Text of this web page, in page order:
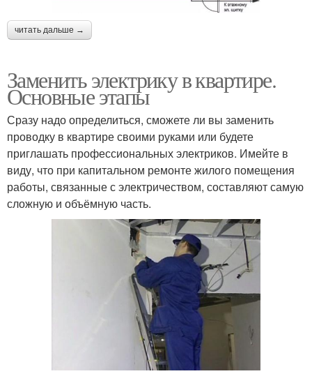
читать дальше →
Заменить электрику в квартире.
Основные этапы
Сразу надо определиться, сможете ли вы заменить
проводку в квартире своими руками или будете
приглашать профессиональных электриков. Имейте в
виду, что при капитальном ремонте жилого помещения
работы, связанные с электричеством, составляют самую
сложную и объёмную часть.